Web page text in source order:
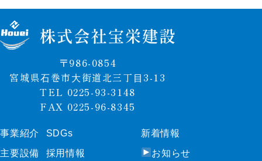
〒986-0854
宮城県⽯巻市⼤街道北三丁⽬3-13
TEL 0225-93-3148
FAX 0225-96-8345
事業紹介
事業紹介
主要設備
SDGs
SDGs
採⽤情報
新着情報
新着情報
お知らせ